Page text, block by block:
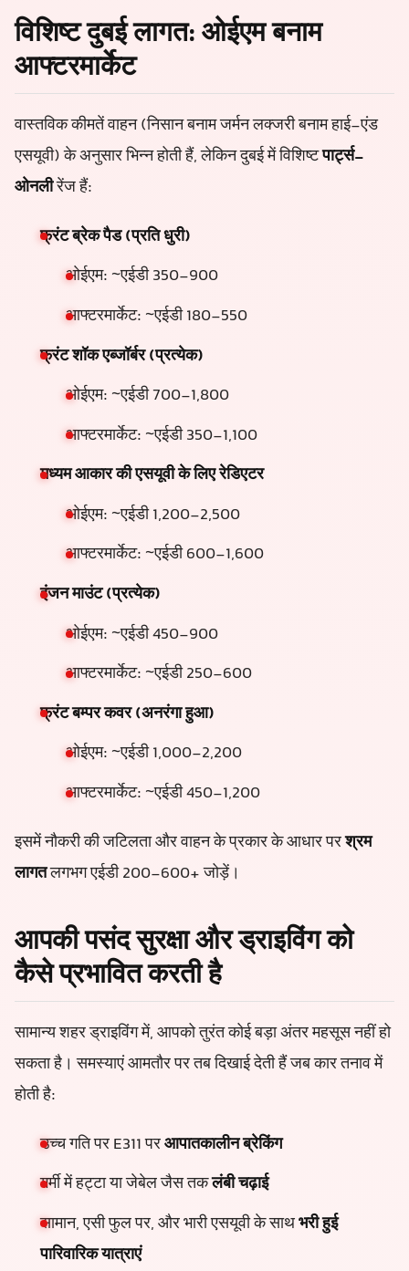
विशिष्ट दुबई लागत: ओईएम बनाम
आफ्टरमार्केट
वास्तविक कीमतें वाहन (निसान बनाम जर्मन लक्जरी बनाम हाई-एंड
एसयूवी) के अनुसार भिन्न होती हैं, लेकिन दुबई में विशिष्टपार्ट्स-
ओनलीरेंज हैं:
फ्रंट ब्रेक पैड (प्रति धुरी)
ओईएम: ~एईडी 350-900
आफ्टरमार्केट: ~एईडी 180-550
फ्रंट शॉक एब्जॉर्बर (प्रत्येक)
ओईएम: ~एईडी 700-1,800
आफ्टरमार्केट: ~एईडी 350-1,100
मध्यम आकार की एसयूवी के लिए रेडिएटर
ओईएम: ~एईडी 1,200-2,500
आफ्टरमार्केट: ~एईडी 600-1,600
इंजन माउंट (प्रत्येक)
ओईएम: ~एईडी 450-900
आफ्टरमार्केट: ~एईडी 250-600
फ्रंट बम्पर कवर (अनरंगा हुआ)
ओईएम: ~एईडी 1,000-2,200
आफ्टरमार्केट: ~एईडी 450-1,200
इसमें नौकरी की जटिलता और वाहन के प्रकार के आधार परश्रम
लागतलगभग एईडी 200-600+ जोड़ें।
आपकी पसंद सुरक्षा और ड्राइविंग को
कैसे प्रभावित करती है
सामान्य शहर ड्राइविंग में, आपको तुरंत कोई बड़ा अंतर महसूस नहीं हो
सकता है। समस्याएं आमतौर पर तब दिखाई देती हैं जब कार तनाव में
होती है:
उच्च गति पर E311 परआपातकालीन ब्रेकिंग
गर्मी में हट्टा या जेबेल जैस तकलंबी चढ़ाई
सामान, एसी फुल पर, और भारी एसयूवी के साथभरी हुई
पारिवारिक यात्राएं